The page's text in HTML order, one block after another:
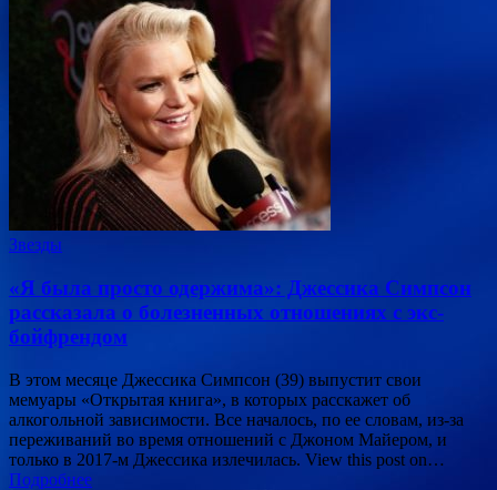
Звезды
«Я была просто одержима»: Джессика Симпсон
рассказала о болезненных отношениях с экс-
бойфрендом
В этом месяце Джессика Симпсон (39) выпустит свои
мемуары «Открытая книга», в которых расскажет об
алкогольной зависимости. Все началось, по ее словам, из-за
переживаний во время отношений с Джоном Майером, и
только в 2017-м Джессика излечилась. View this post on…
Подробнее